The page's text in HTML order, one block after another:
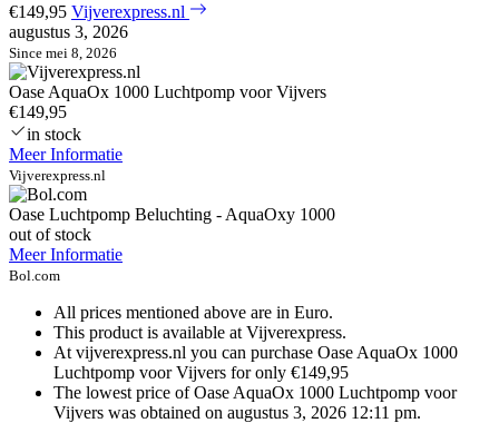
€149,95 Vijverexpress.nl
augustus 3, 2026
Since mei 8, 2026
Oase AquaOx 1000 Luchtpomp voor Vijvers
€149,95
in stock
Meer Informatie
Vijverexpress.nl
Oase Luchtpomp Beluchting - AquaOxy 1000
out of stock
Meer Informatie
Bol.com
All prices mentioned above are in Euro.
This product is available at Vijverexpress.
At vijverexpress.nl you can purchase Oase AquaOx 1000
Luchtpomp voor Vijvers for only €149,95
The lowest price of Oase AquaOx 1000 Luchtpomp voor
Vijvers was obtained on augustus 3, 2026 12:11 pm.